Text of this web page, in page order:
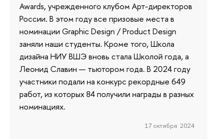
Awards, учрежденного клубом Арт-директоров
России. В этом году все призовые места в
номинации Graphic Design / Product Design
заняли наши студенты. Кроме того, Школа
дизайна НИУ ВШЭ вновь стала Школой года, а
Леонид Славин — тьютором года. В 2024 году
участники подали на конкурс рекордные 649
работ, из которых 84 получили награды в разных
номинациях.
17 октября 2024